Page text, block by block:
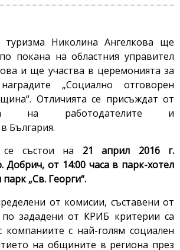
Николина Ангелкова ще
покана на областния управител
и ще участва в церемонията за
„Социално отговорен
Отличията се присъждат от
на работодателите и
България.
състои на 21 април 2016 г.
Добрич, от 14:00 часа в парк-хотел
„Св. Георги“.
от комисии, съставени от
зададени от КРИБ критерии са
компаниите с най-голям социален
на общините в региона през